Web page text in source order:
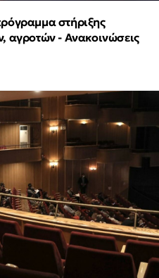
στήριξης
αγροτών - Ανακοινώσεις